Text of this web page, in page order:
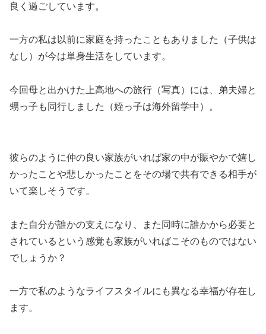
良く過ごしています。
一方の私は以前に家庭を持ったこともありました（子供は
なし）が今は単身生活をしています。
今回母と出かけた上高地への旅行（写真）には、弟夫婦と
甥っ子も同行しました（姪っ子は海外留学中）。
彼らのように仲の良い家族がいれば家の中が賑やかで嬉し
かったことや悲しかったことをその場で共有できる相手が
いて楽しそうです。
また自分が誰かの支えになり、また同時に誰かから必要と
されているという感覚も家族がいればこそのものではない
でしょうか？
一方で私のようなライフスタイルにも異なる幸福が存在し
ます。